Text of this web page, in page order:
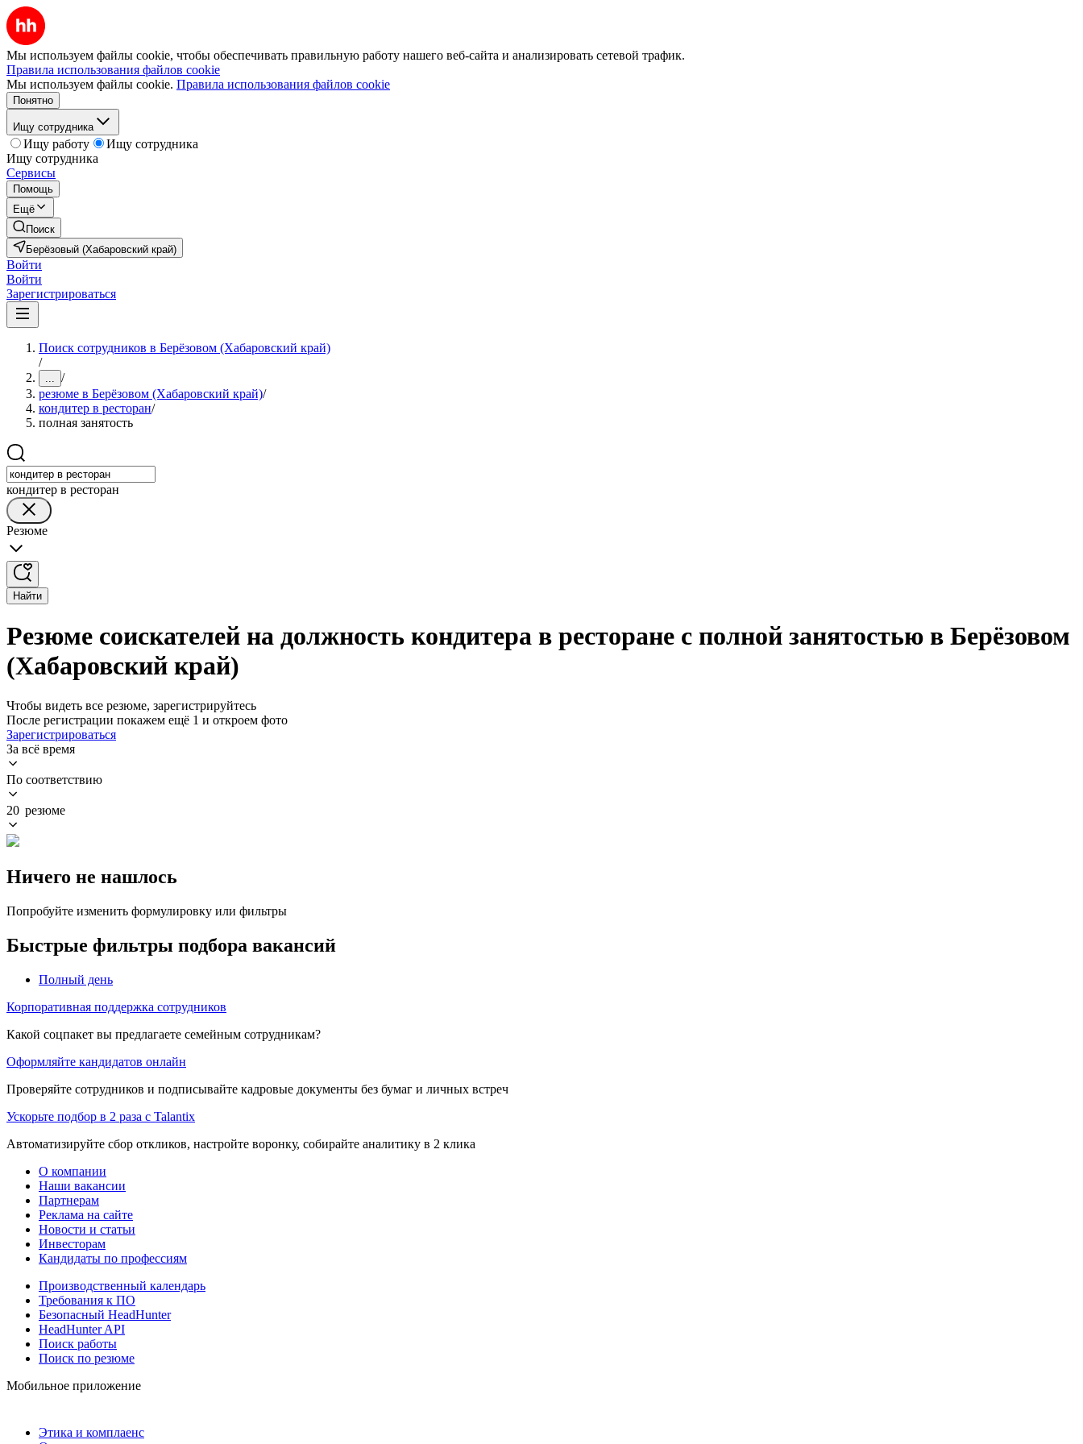
Мы используем файлы cookie, чтобы обеспечивать правильную работу нашего веб-сайта и анализировать сетевой трафик.
Правила использования файлов cookie
Мы используем файлы cookie. Правила использования файлов cookie
Понятно
Ищу сотрудника
Ищу работу
Ищу сотрудника
Ищу сотрудника
Сервисы
Помощь
Ещё
Поиск
Берёзовый (Хабаровский край)
Войти
Войти
Зарегистрироваться
Поиск сотрудников в Берёзовом (Хабаровский край)
/
... /
резюме в Берёзовом (Хабаровский край)/
кондитер в ресторан/
полная занятость
кондитер в ресторан
Резюме
Найти
Резюме соискателей на должность кондитера в ресторане с полной занятостью в Берёзовом
(Хабаровский край)
Чтобы видеть все резюме, зарегистрируйтесь
После регистрации покажем ещё 1 и откроем фото
Зарегистрироваться
За всё время
По соответствию
20 резюме
Ничего не нашлось
Попробуйте изменить формулировку или фильтры
Быстрые фильтры подбора вакансий
Полный день
Корпоративная поддержка сотрудников
Какой соцпакет вы предлагаете семейным сотрудникам?
Оформляйте кандидатов онлайн
Проверяйте сотрудников и подписывайте кадровые документы без бумаг и личных встреч
Ускорьте подбор в 2 раза с Talantix
Автоматизируйте сбор откликов, настройте воронку, собирайте аналитику в 2 клика
О компании
Наши вакансии
Партнерам
Реклама на сайте
Новости и статьи
Инвесторам
Кандидаты по профессиям
Производственный календарь
Требования к ПО
Безопасный HeadHunter
HeadHunter API
Поиск работы
Поиск по резюме
Мобильное приложение
Этика и комплаенс